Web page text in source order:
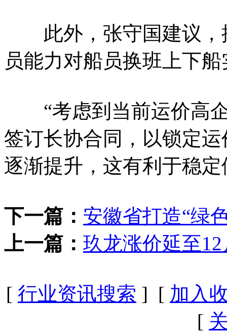
此外，张守国建议，
员能力对船员换班上下
“考虑到当前运价高企
签订长协合同，以锁定
逐渐提升，这有利于稳
下一篇： 安徽省打造“绿
上一篇： 玖龙涨价延至
[ 行业资讯搜索 ] [ 加入
[